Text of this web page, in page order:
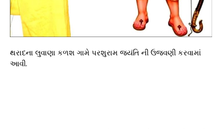
થરાદના લુવાણા કળશ ગામે પરશુરામ જયંતિ ની ઉજવણી કરવામાં
આવી.